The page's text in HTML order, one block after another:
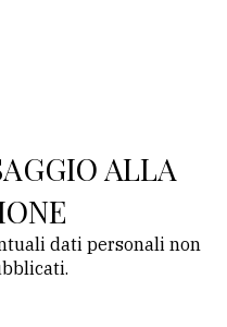
ALLA
dati personali non